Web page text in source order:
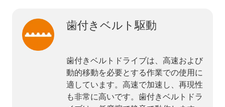
歯付きベルト駆動
歯付きベルトドライブは、高速および
動的移動を必要とする作業での使用に
適しています。高速で加速し、再現性
も非常に高いです。歯付きベルトドラ